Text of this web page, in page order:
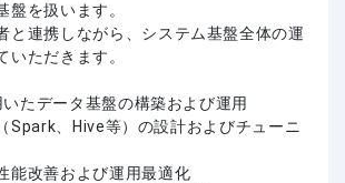
盤を扱います。
と連携しながら、システム基盤全体の運
いただきます。
いたデータ基盤の構築および運用
Spark、Hive等）の設計およびチューニ
能改善および運用最適化